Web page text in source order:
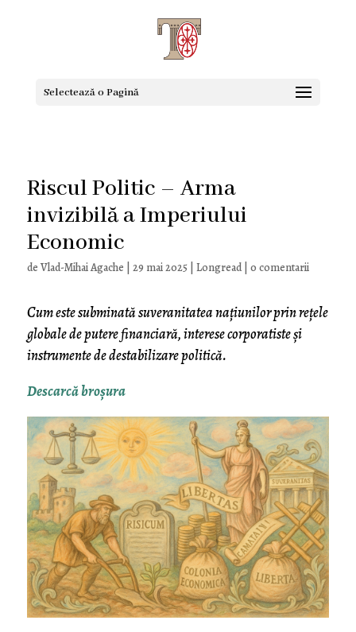
Selectează o Pagină
Riscul Politic – Arma
invizibilă a Imperiului
Economic
de Vlad-Mihai Agache 29 mai 2025| Longread| 0 comentarii
Cum este subminată suveranitatea națiunilor prin rețele
globale de putere financiară, interese corporatiste și
instrumente de destabilizare politică.
Descarcă broşura